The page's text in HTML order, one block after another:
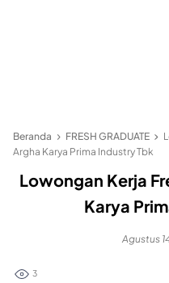
Beranda FRESH GRADUATE
Argha Karya Prima Industry Tbk
Lowongan Kerja
Karya
Agustus
3